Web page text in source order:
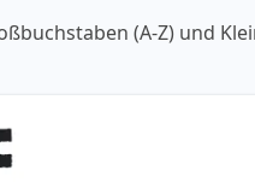
(A-Z) und